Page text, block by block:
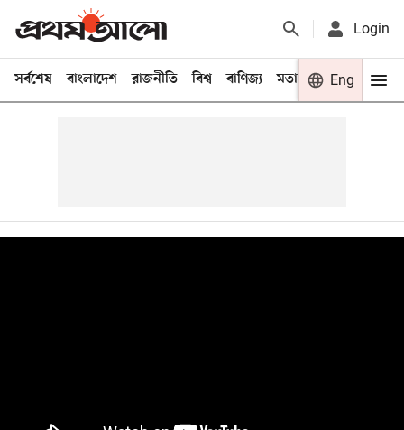
Login
সর্বশেষ বাংলাদেশ রাজনীতি বিশ্ব বাণিজ্য মতামত খেলা
Eng